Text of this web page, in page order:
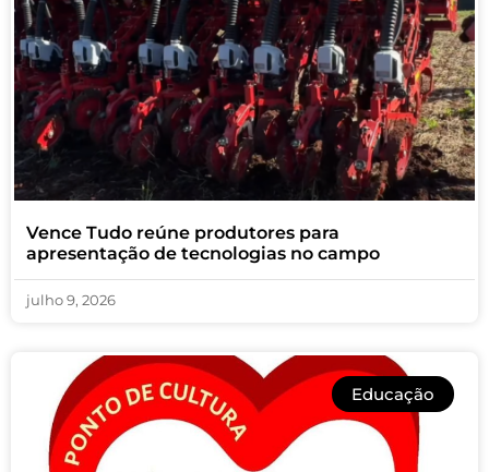
Vence Tudo reúne produtores para
apresentação de tecnologias no campo
julho 9, 2026
Educação